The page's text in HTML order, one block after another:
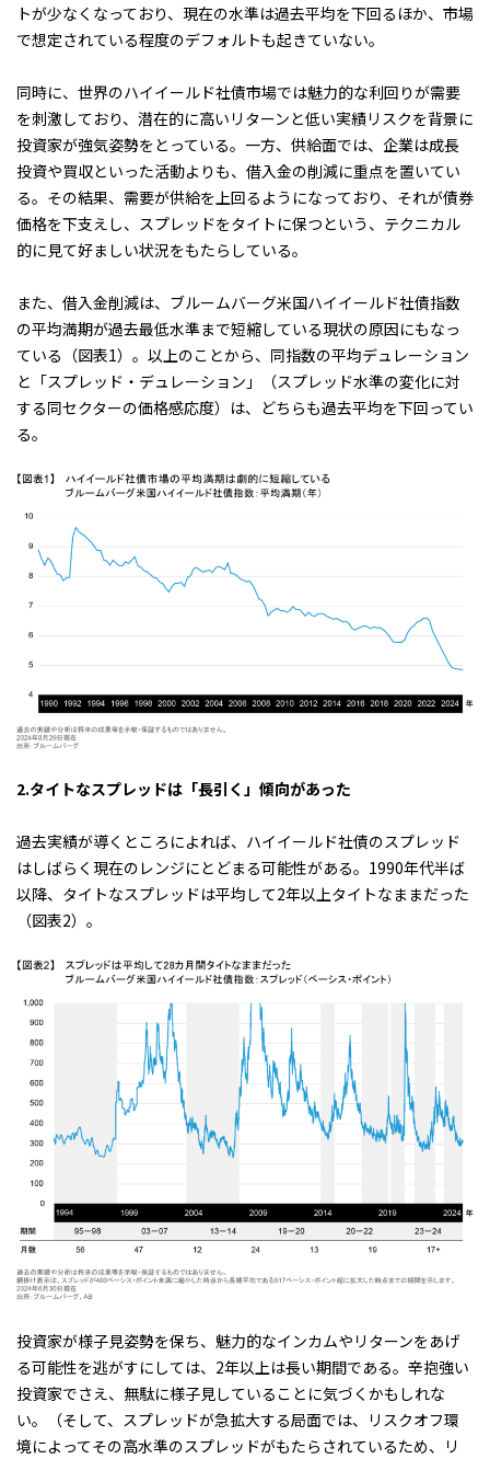
トが少なくなっており、現在の水準は過去平均を下回るほか、市場
で想定されている程度のデフォルトも起きていない。
同時に、世界のハイイールド社債市場では魅力的な利回りが需要
を刺激しており、潜在的に高いリターンと低い実績リスクを背景に
投資家が強気姿勢をとっている。一方、供給面では、企業は成長
投資や買収といった活動よりも、借入金の削減に重点を置いてい
る。その結果、需要が供給を上回るようになっており、それが債券
価格を下支えし、スプレッドをタイトに保つという、テクニカル
的に見て好ましい状況をもたらしている。
また、借入金削減は、ブルームバーグ米国ハイイールド社債指数
の平均満期が過去最低水準まで短縮している現状の原因にもなっ
ている（図表1）。以上のことから、同指数の平均デュレーション
と「スプレッド・デュレーション」（スプレッド水準の変化に対
する同セクターの価格感応度）は、どちらも過去平均を下回ってい
る。
2.タイトなスプレッドは「長引く」傾向があった
過去実績が導くところによれば、ハイイールド社債のスプレッド
はしばらく現在のレンジにとどまる可能性がある。1990年代半ば
以降、タイトなスプレッドは平均して2年以上タイトなままだった
（図表2）。
投資家が様子見姿勢を保ち、魅力的なインカムやリターンをあげ
る可能性を逃がすにしては、2年以上は長い期間である。辛抱強い
投資家でさえ、無駄に様子見していることに気づくかもしれな
い。（そして、スプレッドが急拡大する局面では、リスクオフ環
境によってその高水準のスプレッドがもたらされているため、リ